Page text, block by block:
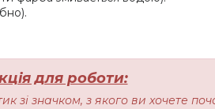
для роботи:
зі значком, з якого ви хочете